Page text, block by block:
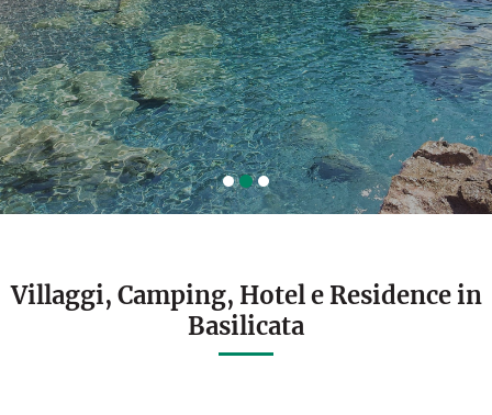
Villaggi, Camping, Hotel e Residence in
Basilicata